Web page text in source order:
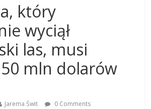
który
wyciął
las, musi
50 mln dolarów
Jarema Świt 0 Comments